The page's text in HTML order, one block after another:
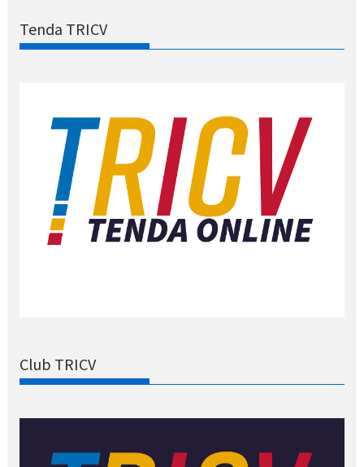
Tenda TRICV
Club TRICV